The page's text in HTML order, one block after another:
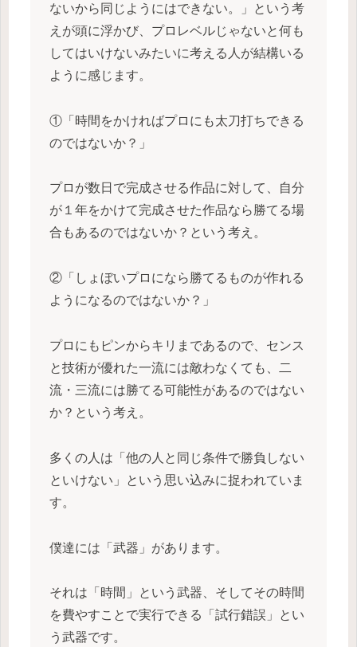
ないから同じようにはできない。」という考
えが頭に浮かび、プロレベルじゃないと何も
してはいけないみたいに考える人が結構いる
ように感じます。
①「時間をかければプロにも太刀打ちできる
のではないか？」
プロが数日で完成させる作品に対して、自分
が１年をかけて完成させた作品なら勝てる場
合もあるのではないか？という考え。
②「しょぼいプロになら勝てるものが作れる
ようになるのではないか？」
プロにもピンからキリまであるので、センス
と技術が優れた一流には敵わなくても、二
流・三流には勝てる可能性があるのではない
か？という考え。
多くの人は「他の人と同じ条件で勝負しない
といけない」という思い込みに捉われていま
す。
僕達には「武器」があります。
それは「時間」という武器、そしてその時間
を費やすことで実行できる「試行錯誤」とい
う武器です。